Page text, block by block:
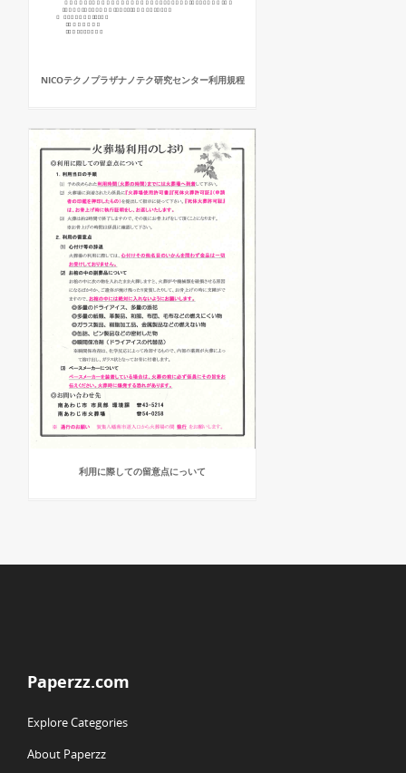
NICOテクノプラザナノテク研究センター利用規程
利用に際しての留意点にっいて
Paperzz.com
Explore Categories
About Paperzz